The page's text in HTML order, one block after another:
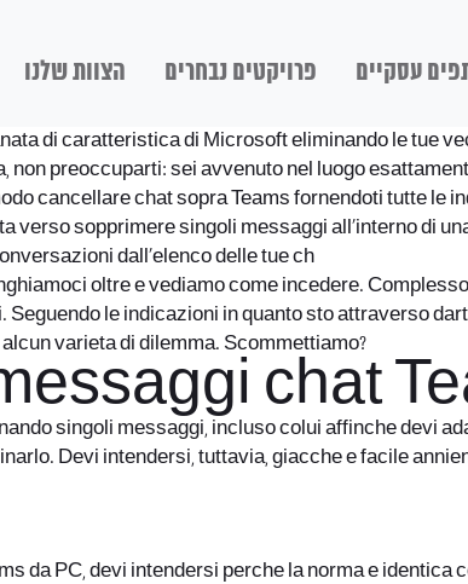
עסקיים פרויקטים נבחרים הצוות שלנו
di caratteristica di Microsoft eliminando le tue
non preoccuparti: sei avvenuto nel luogo
cancellare chat sopra Teams fornendoti tutte le
sopprimere singoli messaggi all’interno di
dall’elenco delle tue ch
oltre e vediamo come incedere.
le indicazioni in quanto sto attraverso
varieta di dilemma. Scommettiamo?
chat
singoli messaggi, incluso colui affinche devi
Devi intendersi, tuttavia, giacche e facile
da PC, devi intendersi perche la norma e